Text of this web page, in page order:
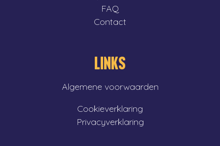
FAQ
Contact
LINKS
Algemene voorwaarden
Cookieverklaring
Privacyverklaring